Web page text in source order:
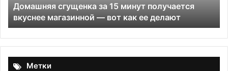
—
вот
как
ее
делают
Домашняя сгущенка за 15 минут получается
вкуснее магазинной — вот как ее делают
Метки